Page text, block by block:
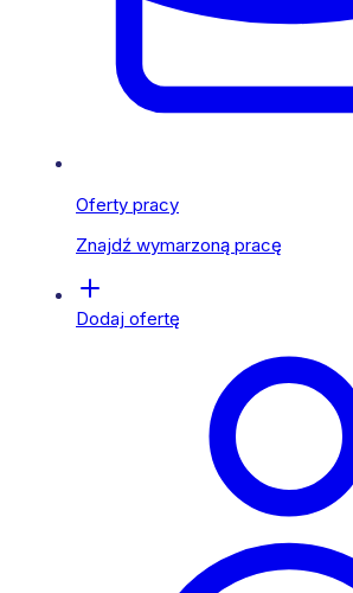
Oferty pracy
Znajdź wymarzoną pracę
Dodaj ofertę